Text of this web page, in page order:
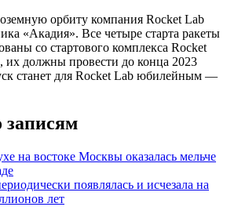
орбиту компания Rocket Lab
«Акадия». Все четыре старта ракеты
со стартового комплекса Rocket
их должны провести до конца 2023
станет для Rocket Lab юбилейным —
записям
на востоке Москвы оказалась мельче
появлялась и исчезала на
лет